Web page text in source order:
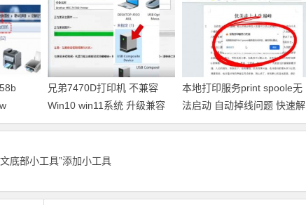
装
兄弟7470D打印机 不兼容
Win10 win11系统 升级兼容
固件程序 快速解决方案
本地打印服务print spoole无
法启动 自动掉线问题 快速解
决方案
底部小工具”添加小工具